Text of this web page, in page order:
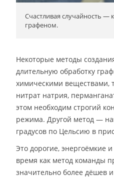
Счастливая случайность —
графеном.
Некоторые методы
длительную обработку
химическими веществами,
нитрат натрия,
этом необходим строгий
режима. Другой метод —
градусов по Цельсию в
Это дорогие, энергоёмкие
время как метод команды
значительно более дёшев